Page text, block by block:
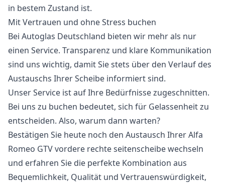
in bestem Zustand ist.
Mit Vertrauen und ohne Stress buchen
Bei Autoglas Deutschland bieten wir mehr als nur
einen Service. Transparenz und klare Kommunikation
sind uns wichtig, damit Sie stets über den Verlauf des
Austauschs Ihrer Scheibe informiert sind.
Unser Service ist auf Ihre Bedürfnisse zugeschnitten.
Bei uns zu buchen bedeutet, sich für Gelassenheit zu
entscheiden. Also, warum dann warten?
Bestätigen Sie heute noch den Austausch Ihrer Alfa
Romeo GTV vordere rechte seitenscheibe wechseln
und erfahren Sie die perfekte Kombination aus
Bequemlichkeit, Qualität und Vertrauenswürdigkeit,